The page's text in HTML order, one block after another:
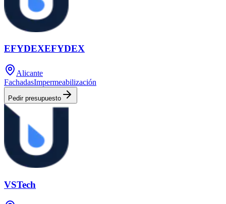
EFYDEXEFYDEX
Alicante
FachadasImpermeabilización
Pedir presupuesto
VSTech